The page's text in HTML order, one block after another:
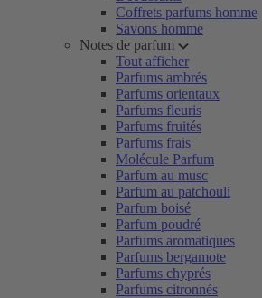
Coffrets parfums homme
Savons homme
Notes de parfum
Tout afficher
Parfums ambrés
Parfums orientaux
Parfums fleuris
Parfums fruités
Parfums frais
Molécule Parfum
Parfum au musc
Parfum au patchouli
Parfum boisé
Parfum poudré
Parfums aromatiques
Parfums bergamote
Parfums chyprés
Parfums citronnés